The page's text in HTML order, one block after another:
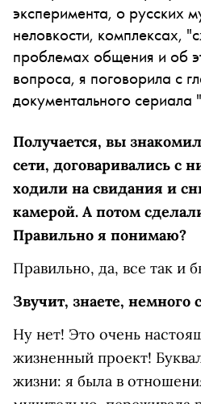
эксперимента, о русских
неловкости, комплексах,
проблемах общения и об
вопроса, я поговорила с
документального
Получается, вы
сети, договаривались с
ходили на свидания и
камерой. А потом
Правильно я понимаю?
Правильно, да, все так и
Звучит, знаете, немного
Ну нет! Это очень
жизненный проект!
жизни: я была в